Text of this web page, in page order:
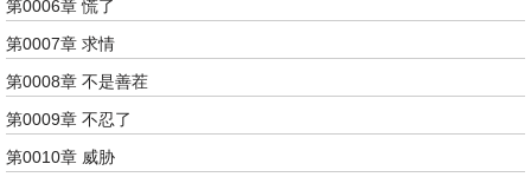
第0006章 慌了
第0007章 求情
第0008章 不是善茬
第0009章 不忍了
第0010章 威胁